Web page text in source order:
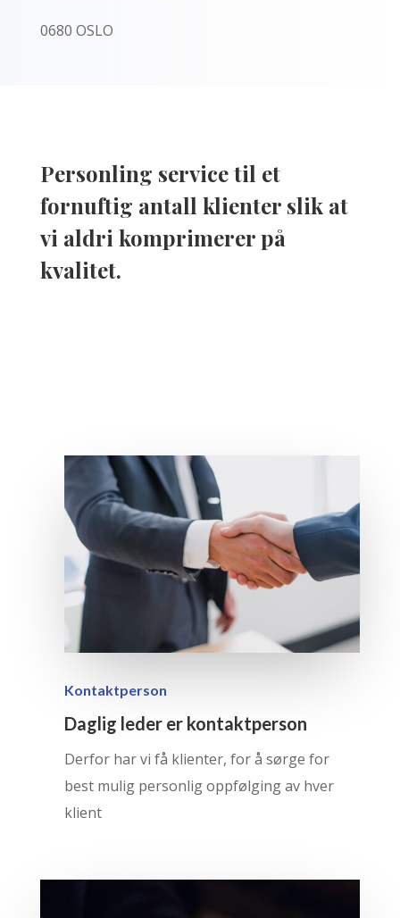
0680 OSLO
Personling service til et
fornuftig antall klienter slik at
vi aldri komprimerer på
kvalitet.
Kontaktperson
Daglig leder er kontaktperson
Derfor har vi få klienter, for å sørge for
best mulig personlig oppfølging av hver
klient